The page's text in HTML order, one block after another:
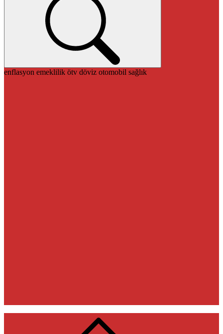
enflasyon emeklilik ötv döviz otomobil sağlık